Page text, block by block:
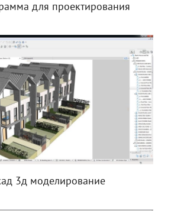
для проектирования
3д моделирование